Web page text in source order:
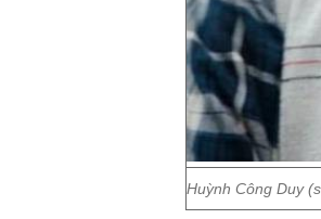
Huỳnh Công Duy